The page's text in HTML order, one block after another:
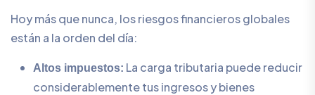
Hoy más que nunca, los riesgos financieros globales
están a la orden del día:
Altos impuestos: La carga tributaria puede reducir
considerablemente tus ingresos y bienes